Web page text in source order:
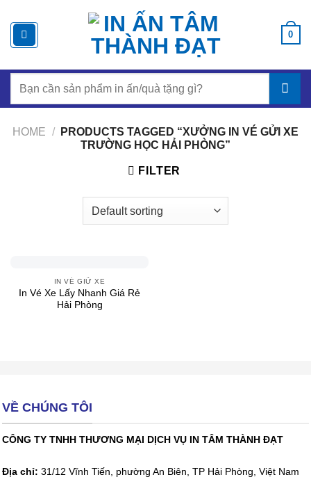
đến
nội
0
for:
HOME /
PRODUCTS TAGGED “XƯỞNG IN VÉ GỬI XE
TRƯỜNG HỌC HẢI PHÒNG”
FILTER
IN VÉ GIỮ XE
In Vé Xe Lấy Nhanh Giá Rẻ
Hải Phòng
VỀ CHÚNG TÔI
CÔNG TY TNHH THƯƠNG MẠI DỊCH VỤ IN TÂM THÀNH ĐẠT
Địa chỉ: 31/12 Vĩnh Tiến, phường An Biên, TP Hải Phòng, Việt Nam